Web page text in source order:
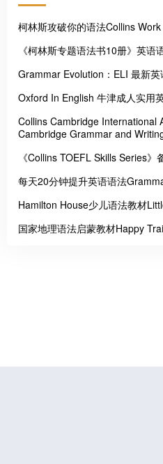
柯林斯攻破你的语法Collins
《柯林斯专题语法书10册》英语
Grammar Evolution：ELI 最新
Oxford In English 牛津成人实用
Collins Cambridge International
Physics物理原版教材
Cambridge Grammar and
《Collins TOEFL Skills Series》
每天20分钟提升英语语法
Hamilton House少儿语法教材
国家地理语法启蒙教材Happy